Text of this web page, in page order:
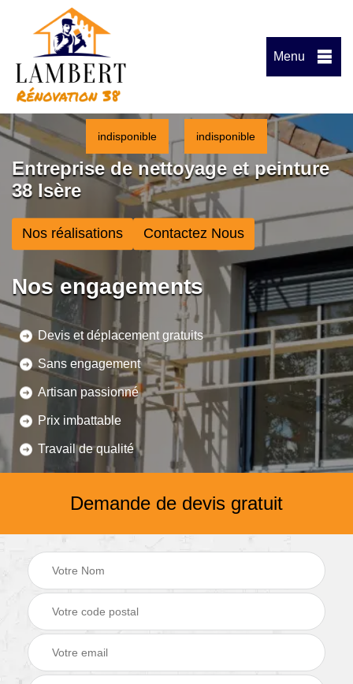
Menu
indisponible indisponible
Entreprise de nettoyage et peinture
38 Isère
Nos réalisations Contactez Nous
Nos engagements
Devis et déplacement gratuits
Sans engagement
Artisan passionné
Prix imbattable
Travail de qualité
Demande de devis gratuit